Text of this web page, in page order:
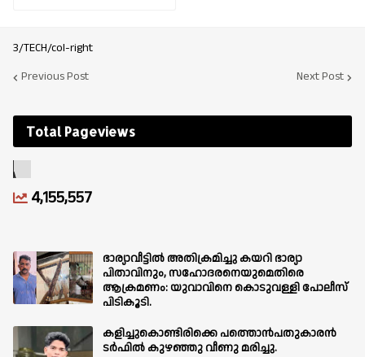
3/TECH/col-right
Previous Post
Next Post
Total Pageviews
4,155,557
ഭാര്യാവീട്ടിൽ അതിക്രമിച്ചു കയറി ഭാര്യാ
പിതാവിനും, സഹോദരനെയുമെതിരെ
ആക്രമണം: യുവാവിനെ കൊടുവള്ളി പോലീസ്
പിടികൂടി.
കളിച്ചുകൊണ്ടിരിക്കെ പത്തൊൻപതുകാരൻ
ടർഫിൽ കുഴഞ്ഞു വീണു മരിച്ചു.